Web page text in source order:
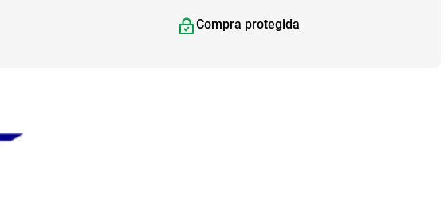
Compra protegida